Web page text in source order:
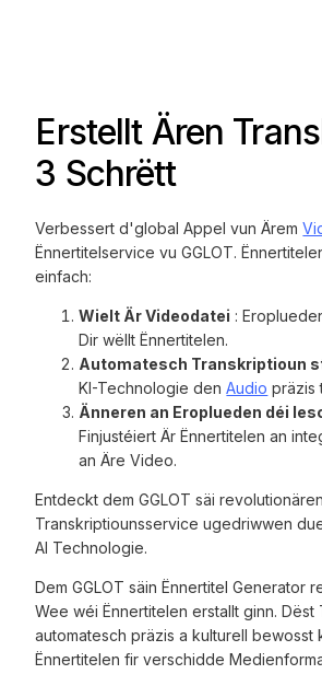
Erstellt Ären
3 Schrëtt
Verbessert d'global Appel vun Ärem
Ënnertitelservice vu GGLOT.
einfach:
Wielt Är Videodatei :
Dir wëllt Ënnertitelen.
Automatesch Transkriptioun
KI-Technologie denAudio präzis
Änneren an Eroplueden déi
Finjustéiert Är Ënnertitelen an
an Äre Video.
Entdeckt dem GGLOT säi revolutionären
Transkriptiounsservice ugedriwwen
AI Technologie.
Dem GGLOT säin Ënnertitel Generator
Wee wéi Ënnertitelen erstallt ginn.
automatesch präzis a kulturell bewosst
Ënnertitelen fir verschidde